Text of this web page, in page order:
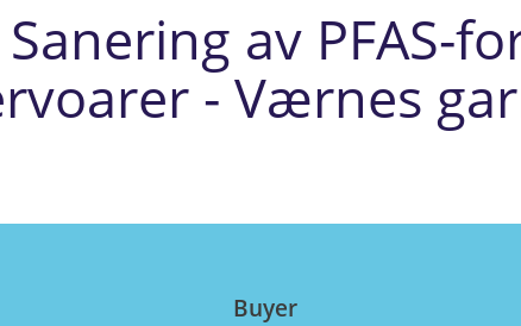
av PFAS-
- Værnes
Buyer